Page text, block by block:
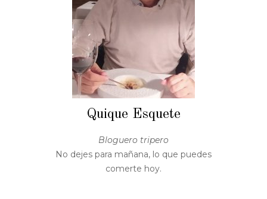
Quique Esquete
Bloguero tripero
No dejes para mañana, lo que puedes
comerte hoy.